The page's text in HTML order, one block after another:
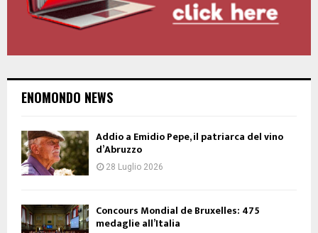
ENOMONDO NEWS
Addio a Emidio Pepe, il patriarca del vino
d’Abruzzo
28 Luglio 2026
Concours Mondial de Bruxelles: 475
medaglie all’Italia